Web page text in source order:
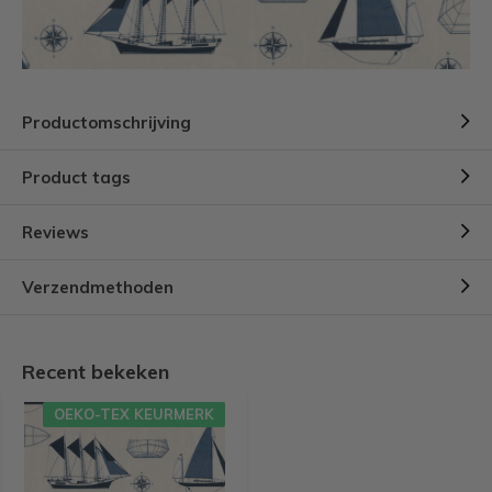
Productomschrijving
Product tags
Reviews
Verzendmethoden
Recent bekeken
OEKO-TEX KEURMERK